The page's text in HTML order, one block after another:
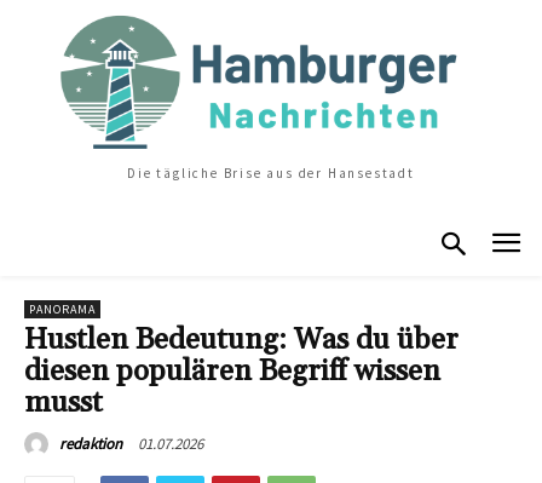
Die tägliche Brise aus der Hansestadt
PANORAMA
Hustlen Bedeutung: Was du über
diesen populären Begriff wissen
musst
redaktion 01.07.2026